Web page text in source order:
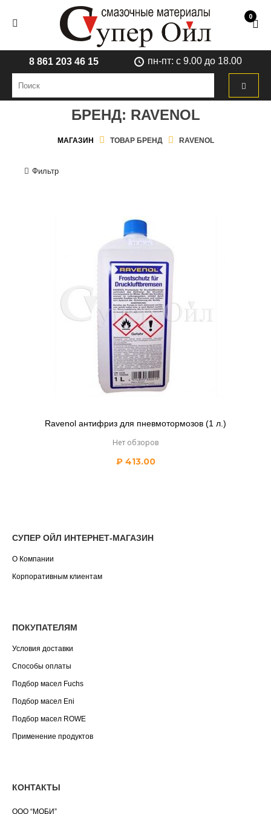
0
8 861 203 46 15 пн-пт: с 9.00 до 18.00
БРЕНД: RAVENOL
МАГАЗИН ТОВАР БРЕНД RAVENOL
Фильтр
Ravenol антифриз для пневмотормозов (1 л.)
Нет обзоров
₽413.00
СУПЕР ОЙЛ ИНТЕРНЕТ-МАГАЗИН
О Компании
Корпоративным клиентам
ПОКУПАТЕЛЯМ
Условия доставки
Способы оплаты
Подбор масел Fuchs
Подбор масел Eni
Подбор масел ROWE
Применение продуктов
КОНТАКТЫ
ООО “МОБИ”